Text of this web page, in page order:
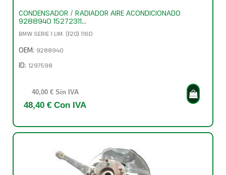
CONDENSADOR / RADIADOR AIRE ACONDICIONADO
9288940 15272311...
BMW SERIE 1 LIM. (F20) 116D
OEM: 9288940
ID: 1297598
40,00 € Sin IVA
48,40 € Con IVA